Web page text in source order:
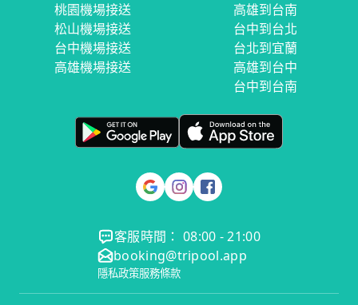
桃園機場接送
松山機場接送
台中機場接送
高雄機場接送
高雄到台南
台中到台北
台北到宜蘭
高雄到台中
台中到台南
客服時間： 08:00 - 21:00
booking@tripool.app
隱私政策服務條款